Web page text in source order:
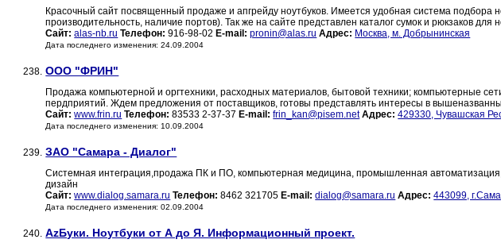
Красочный сайт посвященный продаже и апгрейду ноутбуков. Имеется удобная система подбора
производительность, наличие портов). Так же на сайте представлен каталог сумок и рюкзаков для
Сайт: alas-nb.ru Телефон: 916-98-02 E-mail: pronin@alas.ru Адрес: Москва, м. Добрынинская
Дата последнего изменения: 24.09.2004
238. ООО "ФРИН"
Продажа компьютерной и оргтехники, расходных материалов, бытовой техники; компьютерные
пердприятий. Ждем предложения от поставщиков, готовы представлять интересы в
Сайт: www.frin.ru Телефон: 83533 2-37-37 E-mail: frin_kan@pisem.net Адрес: 429330, Чувашская
Дата последнего изменения: 10.09.2004
239. ЗАО "Самара - Диалог"
Системная интеграция,продажа ПК и ПО, компьютерная медицина, промышленная автоматизация,
дизайн
Сайт: www.dialog.samara.ru Телефон: 8462 321705 E-mail: dialog@samara.ru Адрес: 443099,
Дата последнего изменения: 02.09.2004
240. AzБуки. Ноутбуки от А до Я. Информационный проект.